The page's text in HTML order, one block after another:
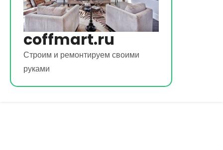
coffmart.ru
Строим и ремонтируем своими
руками